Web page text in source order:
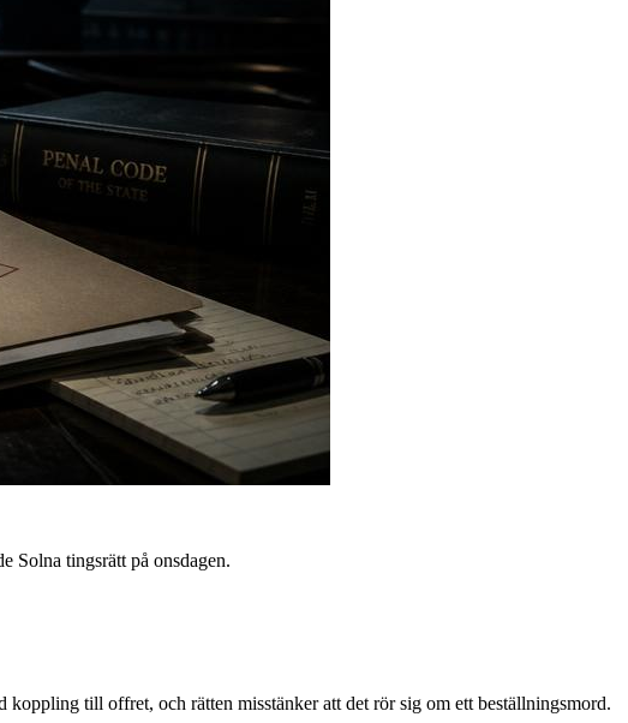
Solna tingsrätt på onsdagen.
till offret, och rätten misstänker att det rör sig om ett beställningsmord.